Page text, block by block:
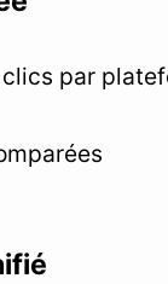
par